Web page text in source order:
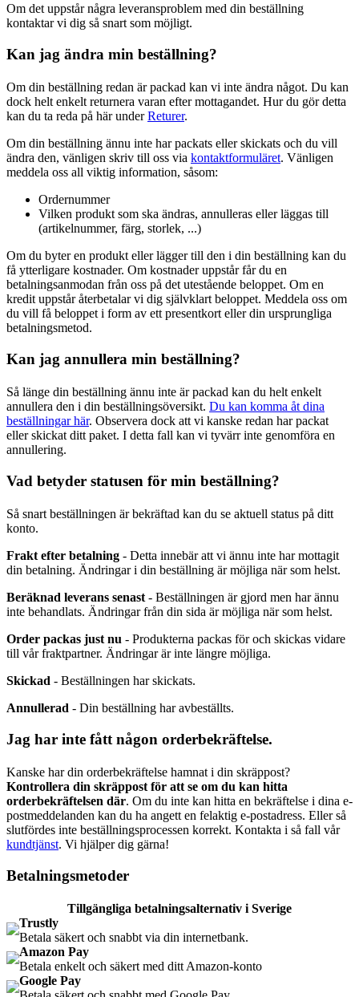
Om det uppstår några leveransproblem med din beställning
kontaktar vi dig så snart som möjligt.
Kan jag ändra min beställning?
Om din beställning redan är packad kan vi inte ändra något. Du kan
dock helt enkelt returnera varan efter mottagandet. Hur du gör detta
kan du ta reda på här underReturer.
Om din beställning ännu inte har packats eller skickats och du vill
ändra den, vänligen skriv till oss via kontaktformuläret. Vänligen
meddela oss all viktig information, såsom:
Ordernummer
Vilken produkt som ska ändras, annulleras eller läggas till
(artikelnummer, färg, storlek, ...)
Om du byter en produkt eller lägger till den i din beställning kan du
få ytterligare kostnader. Om kostnader uppstår får du en
betalningsanmodan från oss på det utestående beloppet. Om en
kredit uppstår återbetalar vi dig självklart beloppet. Meddela oss om
du vill få beloppet i form av ett presentkort eller din ursprungliga
betalningsmetod.
Kan jag annullera min beställning?
Så länge din beställning ännu inte är packad kan du helt enkelt
annullera den i din beställningsöversikt. Du kan komma åt dina
beställningar här. Observera dock att vi kanske redan har packat
eller skickat ditt paket. I detta fall kan vi tyvärr inte genomföra en
annullering.
Vad betyder statusen för min beställning?
Så snart beställningen är bekräftad kan du se aktuell status på ditt
konto.
Frakt efter betalning - Detta innebär att vi ännu inte har mottagit
din betalning. Ändringar i din beställning är möjliga när som helst.
Beräknad leverans senast - Beställningen är gjord men har ännu
inte behandlats. Ändringar från din sida är möjliga när som helst.
Order packas just nu - Produkterna packas för och skickas vidare
till vår fraktpartner. Ändringar är inte längre möjliga.
Skickad - Beställningen har skickats.
Annullerad - Din beställning har avbeställts.
Jag har inte fått någon orderbekräftelse.
Kanske har din orderbekräftelse hamnat i din skräppost?
Kontrollera din skräppost för att se om du kan hitta
orderbekräftelsen där. Om du inte kan hitta en bekräftelse i dina e-
postmeddelanden kan du ha angett en felaktig e-postadress. Eller så
slutfördes inte beställningsprocessen korrekt. Kontakta i så fall vår
kundtjänst. Vi hjälper dig gärna!
Betalningsmetoder
Tillgängliga betalningsalternativ i Sverige
Trustly
Betala säkert och snabbt via din internetbank.
Amazon Pay
Betala enkelt och säkert med ditt Amazon-konto
Google Pay